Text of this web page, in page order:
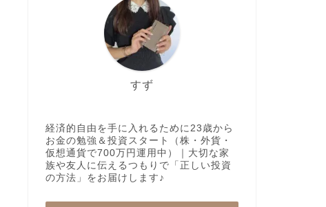
すず
経済的自由を手に入れるために23歳から
お金の勉強＆投資スタート（株・外貨・
仮想通貨で700万円運用中）｜大切な家
族や友人に伝えるつもりで「正しい投資
の方法」をお届けします♪